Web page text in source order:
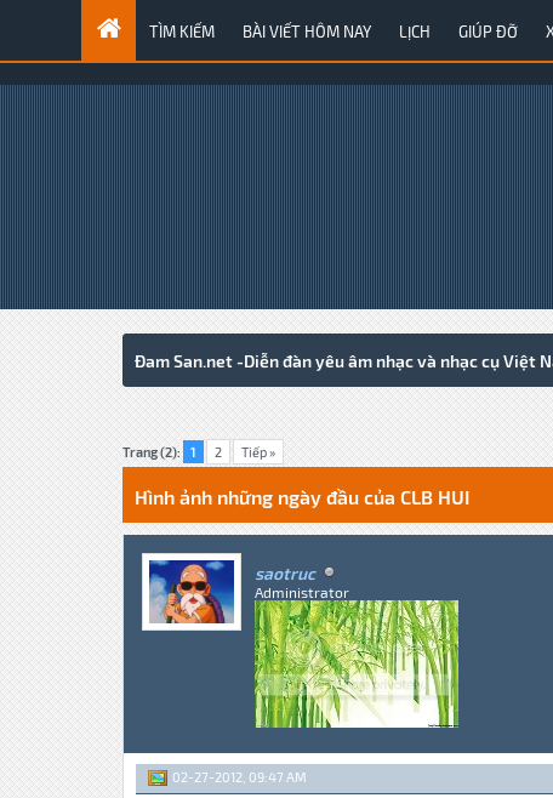
TÌM KIẾM BÀI VIẾT HÔM NAY LỊCH GIÚP ĐỠ
Đam San.net -Diễn đàn yêu âm nhạc và nhạc cụ Việt
Trang (2): 1 2 Tiếp »
3 Votes - 4.67 Average
1
2
3
4
5
Hình ảnh những ngày đầu của CLB HUI
saotruc
Administrator
02-27-2012, 09:47 AM